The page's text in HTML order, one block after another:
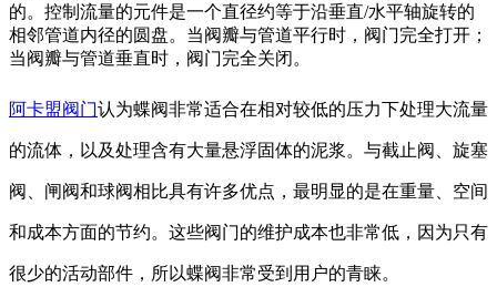
的。控制流量的元件是一个直径约等于沿垂直/水平轴旋转的
相邻管道内径的圆盘。当阀瓣与管道平行时，阀门完全打开；
当阀瓣与管道垂直时，阀门完全关闭。
阿卡盟阀门认为蝶阀非常适合在相对较低的压力下处理大流量
的流体，以及处理含有大量悬浮固体的泥浆。与截止阀、旋塞
阀、闸阀和球阀相比具有许多优点，最明显的是在重量、空间
和成本方面的节约。这些阀门的维护成本也非常低，因为只有
很少的活动部件 ， 所以蝶阀非常受到用户的青睐。